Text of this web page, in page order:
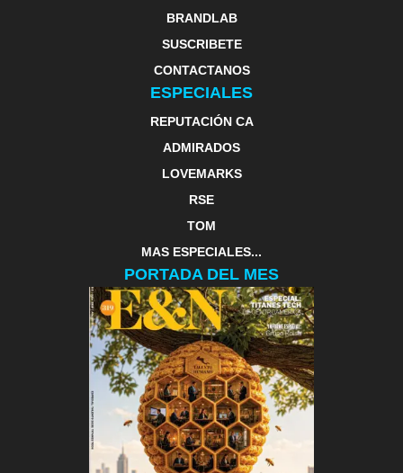
BRANDLAB
SUSCRIBETE
CONTACTANOS
ESPECIALES
REPUTACIÓN CA
ADMIRADOS
LOVEMARKS
RSE
TOM
MAS ESPECIALES...
PORTADA DEL MES